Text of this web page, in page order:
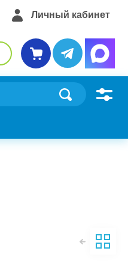
Личный кабинет